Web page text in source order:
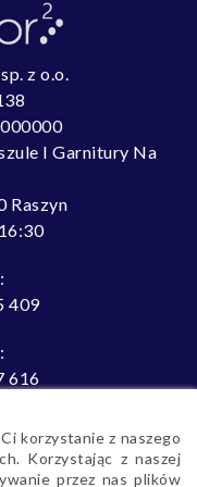
z o.o.
I Garnitury Na
Raszyn
409
616
korzystanie z naszego
Korzystając z naszej
przez nas plików